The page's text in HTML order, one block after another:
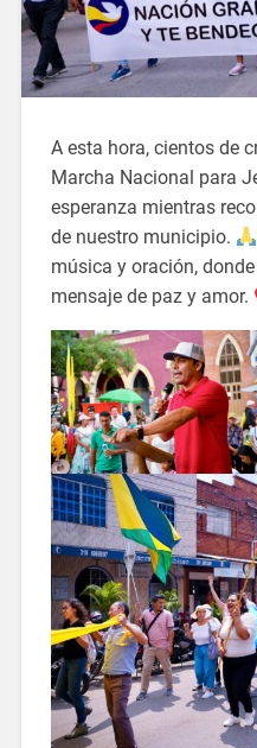
A esta hora, cientos de
Marcha Nacional para
esperanza mientras
de nuestro municipio.
música y oración,
mensaje de paz y amor.